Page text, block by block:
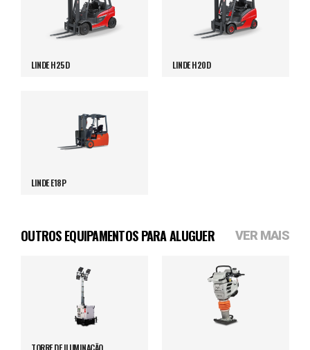
LINDE H25D LINDE H20D
LINDE E18P
OUTROS EQUIPAMENTOS PARA ALUGUER VER MAIS
TORRE DE ILUMINAÇÃO